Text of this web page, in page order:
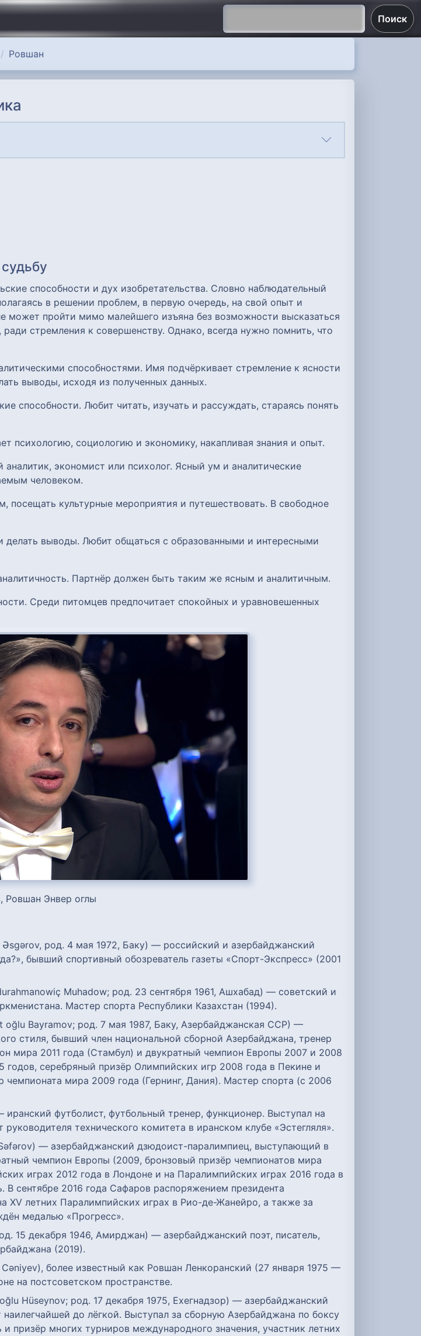
Поиск
Ровшан
способности и дух изобретательства. Словно наблюдательный
в решении проблем, в первую очередь, на свой опыт и
может пройти мимо малейшего изъяна без возможности высказаться
стремления к совершенству. Однако, всегда нужно помнить, что
способностями. Имя подчёркивает стремление к ясности
выводы, исходя из полученных данных.
способности. Любит читать, изучать и рассуждать, стараясь понять
психологию, социологию и экономику, накапливая знания и опыт.
экономист или психолог. Ясный ум и аналитические
человеком.
посещать культурные мероприятия и путешествовать. В свободное
делать выводы. Любит общаться с образованными и интересными
Партнёр должен быть таким же ясным и аналитичным.
Среди питомцев предпочитает спокойных и уравновешенных
Ровшан Энвер оглы
род. 4 мая 1972, Баку) — российский и азербайджанский
бывший спортивный обозреватель газеты «Спорт-Экспресс» (2001
Muhadow; род. 23 сентября 1961, Ашхабад) — советский и
Мастер спорта Республики Казахстан (1994).
oğlu Bayramov; род. 7 мая 1987, Баку, Азербайджанская ССР) —
стиля, бывший член национальной сборной Азербайджана, тренер
мира 2011 года (Стамбул) и двукратный чемпион Европы 2007 и 2008
серебряный призёр Олимпийских игр 2008 года в Пекине и
мира 2009 года (Гернинг, Дания). Мастер спорта (с 2006
футболист, футбольный тренер, функционер. Выступал на
технического комитета в иранском клубе «Эстегляля».
— азербайджанский дзюдоист-паралимпиец, выступающий в
чемпион Европы (2009, бронзовый призёр чемпионатов мира
играх 2012 года в Лондоне и на Паралимпийских играх 2016 года в
сентябре 2016 года Сафаров распоряжением президента
XV летних Паралимпийских играх в Рио-де-Жанейро, а также за
медалью «Прогресс».
15 декабря 1946, Амирджан) — азербайджанский поэт, писатель,
(2019).
более известный как Ровшан Ленкоранский (27 января 1975 —
на постсоветском пространстве.
Hüseynov; род. 17 декабря 1975, Ехегнадзор) — азербайджанский
до лёгкой. Выступал за сборную Азербайджана по боксу
призёр многих турниров международного значения, участник летних